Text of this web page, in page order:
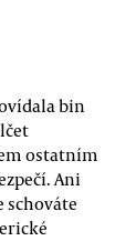
bin
ostatním
Ani
schováte